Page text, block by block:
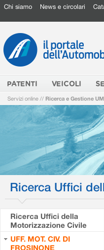
Chi siamo News e circolari
PATENTI VEICOLI
Servizi online // Ricerca e Gestione
Ricerca Uffici
Ricerca Uffici della
Motorizzazione Civile
UFF. MOT. CIV. DI
FROSINONE